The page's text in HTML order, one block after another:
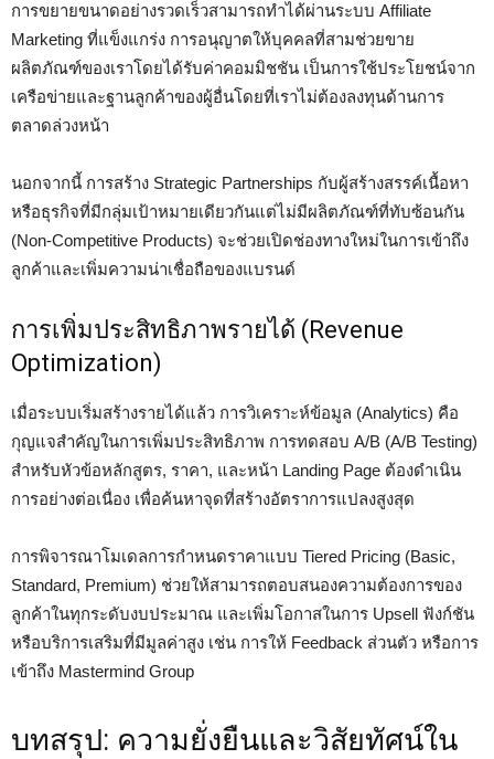
การขยายขนาดอย่างรวดเร็วสามารถทำได้ผ่านระบบ Affiliate
Marketing ที่แข็งแกร่ง การอนุญาตให้บุคคลที่สามช่วยขาย
ผลิตภัณฑ์ของเราโดยได้รับค่าคอมมิชชัน เป็นการใช้ประโยชน์จาก
เครือข่ายและฐานลูกค้าของผู้อื่นโดยที่เราไม่ต้องลงทุนด้านการ
ตลาดล่วงหน้า
นอกจากนี้ การสร้าง Strategic Partnerships กับผู้สร้างสรรค์เนื้อหา
หรือธุรกิจที่มีกลุ่มเป้าหมายเดียวกันแต่ไม่มีผลิตภัณฑ์ที่ทับซ้อนกัน
(Non-Competitive Products) จะช่วยเปิดช่องทางใหม่ในการเข้าถึง
ลูกค้าและเพิ่มความน่าเชื่อถือของแบรนด์
การเพิ่มประสิทธิภาพรายได้ (Revenue
Optimization)
เมื่อระบบเริ่มสร้างรายได้แล้ว การวิเคราะห์ข้อมูล (Analytics) คือ
กุญแจสำคัญในการเพิ่มประสิทธิภาพ การทดสอบ A/B (A/B Testing)
สำหรับหัวข้อหลักสูตร, ราคา, และหน้า Landing Page ต้องดำเนิน
การอย่างต่อเนื่อง เพื่อค้นหาจุดที่สร้างอัตราการแปลงสูงสุด
การพิจารณาโมเดลการกำหนดราคาแบบ Tiered Pricing (Basic,
Standard, Premium) ช่วยให้สามารถตอบสนองความต้องการของ
ลูกค้าในทุกระดับงบประมาณ และเพิ่มโอกาสในการ Upsell ฟังก์ชัน
หรือบริการเสริมที่มีมูลค่าสูง เช่น การให้ Feedback ส่วนตัว หรือการ
เข้าถึง Mastermind Group
บทสรุป: ความยั่งยืนและวิสัยทัศน์ใน